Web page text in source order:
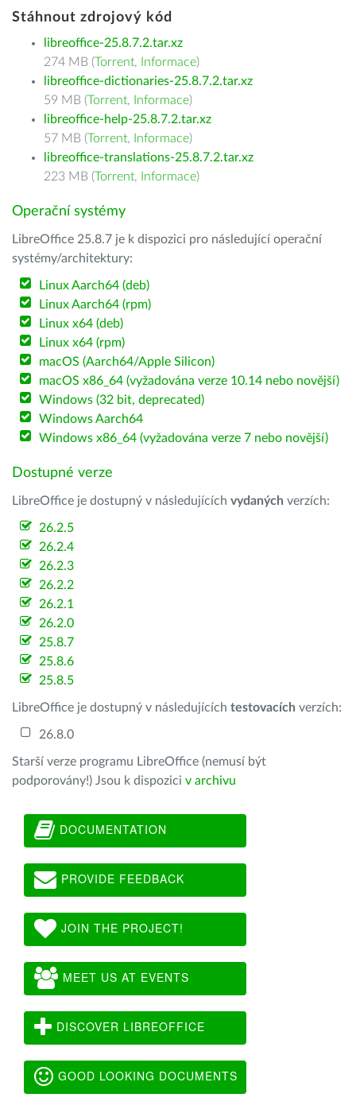
Stáhnout zdrojový kód
libreoffice-25.8.7.2.tar.xz
274 MB (Torrent, Informace)
libreoffice-dictionaries-25.8.7.2.tar.xz
59 MB (Torrent, Informace)
libreoffice-help-25.8.7.2.tar.xz
57 MB (Torrent, Informace)
libreoffice-translations-25.8.7.2.tar.xz
223 MB (Torrent, Informace)
Operační systémy
LibreOffice 25.8.7 je k dispozici pro následující operační
systémy/architektury:
Linux Aarch64 (deb)
Linux Aarch64 (rpm)
Linux x64 (deb)
Linux x64 (rpm)
macOS (Aarch64/Apple Silicon)
macOS x86_64 (vyžadována verze 10.14 nebo novější)
Windows (32 bit, deprecated)
Windows Aarch64
Windows x86_64 (vyžadována verze 7 nebo novější)
Dostupné verze
LibreOffice je dostupný v následujících vydaných verzích:
26.2.5
26.2.4
26.2.3
26.2.2
26.2.1
26.2.0
25.8.7
25.8.6
25.8.5
LibreOffice je dostupný v následujících testovacích verzích:
26.8.0
Starší verze programu LibreOffice (nemusí být
podporovány!) Jsou k dispozici v archivu
DOCUMENTATION
PROVIDE FEEDBACK
JOIN THE PROJECT!
MEET US AT EVENTS
DISCOVER LIBREOFFICE
GOOD LOOKING DOCUMENTS